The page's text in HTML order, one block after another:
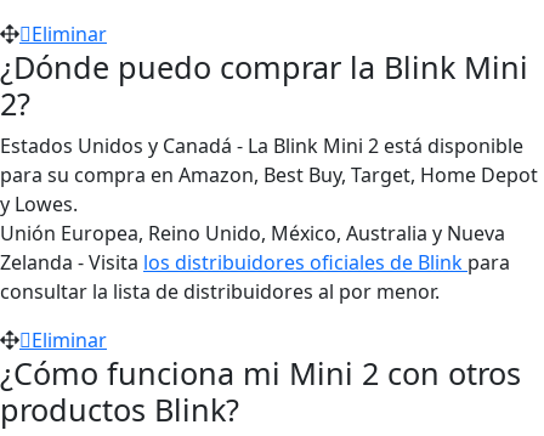
Eliminar
¿Dónde puedo comprar la Blink Mini
2?
Estados Unidos y Canadá - La Blink Mini 2 está disponible
para su compra en Amazon, Best Buy, Target, Home Depot
y Lowes.
Unión Europea, Reino Unido, México, Australia y Nueva
Zelanda - Visita los distribuidores oficiales de Blink para
consultar la lista de distribuidores al por menor.
Eliminar
¿Cómo funciona mi Mini 2 con otros
productos Blink?